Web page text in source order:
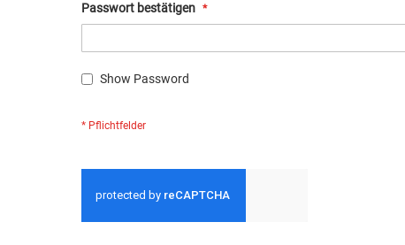
Passwort bestätigen
Show Password